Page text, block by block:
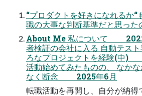
“プロダクトを好きになれるか
職の大事な判断基準だと思っ
About Me 私について 2022
者検証の会社に入る 自動テス
ろなプロジェクトを経験(中
活動始めてみたものの、 なか
なく断念 2025年6月
転職活動を再開し、自分が納得